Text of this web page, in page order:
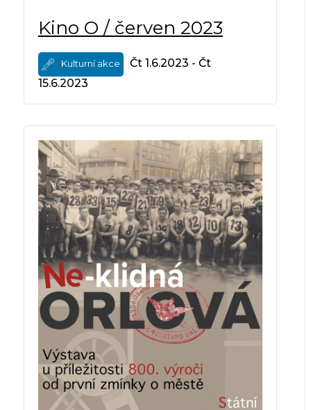
Kino O / červen 2023
Kulturní akce
Čt 1.6.2023 - Čt
15.6.2023